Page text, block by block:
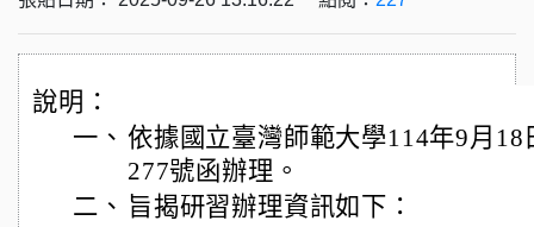
說明：
一、 依據國立臺灣師範大學114年9月
277號函辦理。
二、 旨揭研習辦理資訊如下：